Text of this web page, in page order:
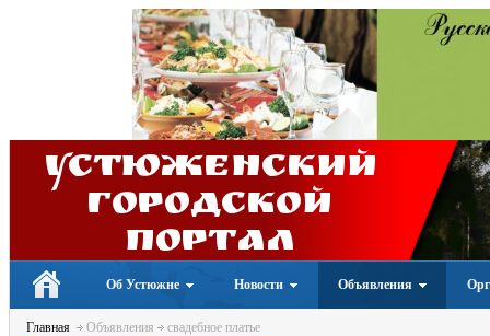
Устюженский
Городской
портал
Об Устюжне Новости Объявления
Главная Объявления свадебное платье